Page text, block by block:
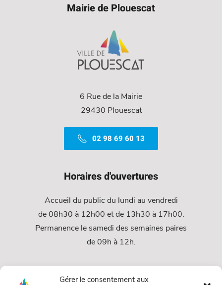
Gérer le consentement aux
Mairie de Plouescat
6 Rue de la Mairie
29430 Plouescat
02 98 69 60 13
Horaires d'ouvertures
Accueil du public du lundi au vendredi
de 08h30 à 12h00 et de 13h30 à 17h00.
Permanence le samedi des semaines paires
de 09h à 12h.
Services